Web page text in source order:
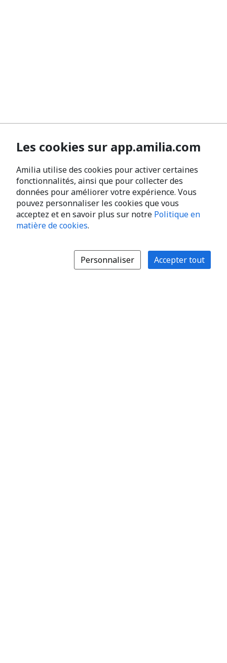
Les cookies sur app.amilia.com
Amilia utilise des cookies pour activer certaines
fonctionnalités, ainsi que pour collecter des
données pour améliorer votre expérience. Vous
pouvez personnaliser les cookies que vous
acceptez et en savoir plus sur notre Politique en
matière de cookies.
Personnaliser Accepter tout